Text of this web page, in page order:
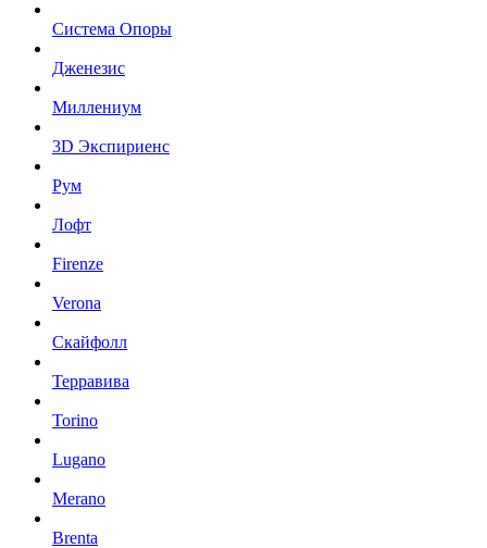
Система Опоры
Дженезис
Миллениум
3D Экспириенс
Рум
Лофт
Firenze
Verona
Скайфолл
Терравива
Torino
Lugano
Merano
Brenta